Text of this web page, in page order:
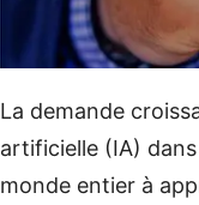
La demande
artificielle (IA)
monde entier à